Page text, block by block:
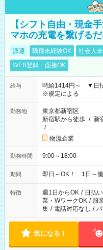
【シフト自由・現金
マホの充電を繋げるだ
派遣 職種未経験OK 社会人
WEB登録・面接OK
給与
時給1414円～ ▼日
※規定による
勤務地
東京都新宿区
新宿駅から徒歩 / 新
/ …
物流企業
勤務時間 9:00～18:00
期間 即日～OK！ 1日～働
特徴 週1日からOK / 日払
業・WワークOK / 服
集 / 電話対応なし /
気になる！